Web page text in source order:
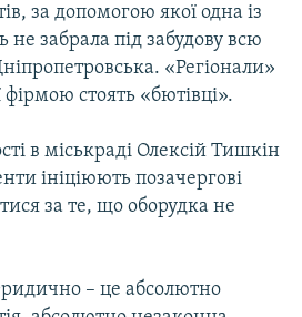
за допомогою якої одна із
забрала під забудову всю
«Регіонали»
стоять «бютівці».
в міськраді Олексій Тишкін
ініціюють позачергові
за те, що оборудка не
– це абсолютно